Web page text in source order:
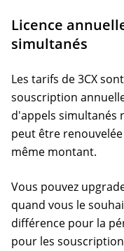
Licence
simultanés
Les tarifs de 3CX
souscription
d'appels simultanés
peut être
même montant.
Vous pouvez
quand vous le
différence pour la
pour les